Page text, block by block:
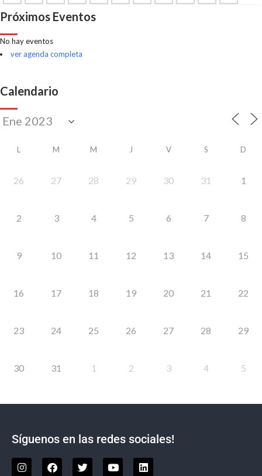
Próximos Eventos
No hay eventos
ver agenda completa
Calendario
L M M J V S D
26 27 28 29 30 31 1
2 3 4 5 6 7 8
9 10 11 12 13 14 15
16 17 18 19 20 21 22
23 24 25 26 27 28 29
30 31 1 2 3 4 5
Síguenos en las redes sociales!